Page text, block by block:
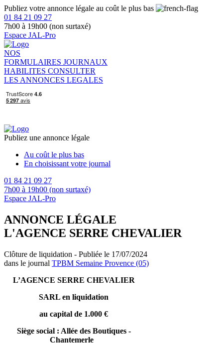
Publiez votre annonce légale au coût le plus bas
01 84 21 09 27
7h00 à 19h00 (non surtaxé)
Espace JAL-Pro
NOS
FORMULAIRES JOURNAUX
HABILITES CONSULTER
LES ANNONCES LEGALES
Publiez une annonce légale
Au coût le plus bas
En choisissant votre journal
01 84 21 09 27
7h00 à 19h00 (non surtaxé)
Espace JAL-Pro
ANNONCE LÉGALE
L'AGENCE SERRE CHEVALIER
Clôture de liquidation - Publiée le 17/07/2024
dans le journal TPBM Semaine Provence (05)
L’AGENCE SERRE CHEVALIER
SARL en liquidation
au capital de 1.000 €
Siège social : Allée des Boutiques -
Chantemerle